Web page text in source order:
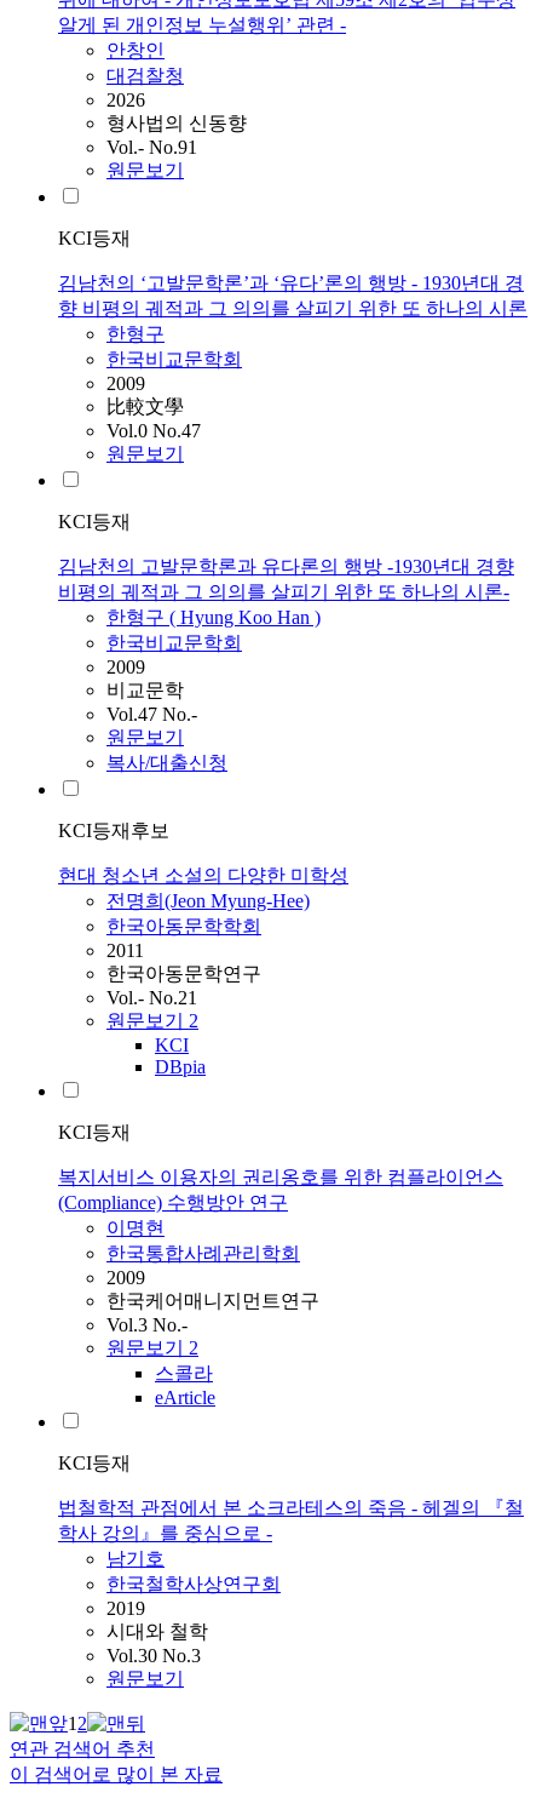
알게 된 개인정보 누설행위’ 관련 -
안창인
대검찰청
2026
형사법의 신동향
Vol.- No.91
원문보기
KCI등재
김남천의 ‘고발문학론’과 ‘유다’론의 행방 - 1930년대 경
향 비평의 궤적과 그 의의를 살피기 위한 또 하나의 시론
한형구
한국비교문학회
2009
比較文學
Vol.0 No.47
원문보기
KCI등재
김남천의 고발문학론과 유다론의 행방 -1930년대 경향
비평의 궤적과 그 의의를 살피기 위한 또 하나의 시론-
한형구 ( Hyung Koo Han )
한국비교문학회
2009
비교문학
Vol.47 No.-
원문보기
복사/대출신청
KCI등재후보
현대 청소년 소설의 다양한 미학성
전명희(Jeon Myung-Hee)
한국아동문학학회
2011
한국아동문학연구
Vol.- No.21
원문보기 2
KCI
DBpia
KCI등재
복지서비스 이용자의 권리옹호를 위한 컴플라이언스
(Compliance) 수행방안 연구
이명현
한국통합사례관리학회
2009
한국케어매니지먼트연구
Vol.3 No.-
원문보기 2
스콜라
eArticle
KCI등재
법철학적 관점에서 본 소크라테스의 죽음 - 헤겔의 『철
학사 강의』를 중심으로 -
남기호
한국철학사상연구회
2019
시대와 철학
Vol.30 No.3
원문보기
12
연관 검색어 추천
이 검색어로 많이 본 자료